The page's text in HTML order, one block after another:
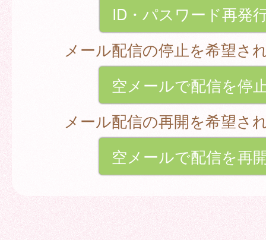
ID・パスワード再発
メール配信の停止を希望さ
空メールで配信を停
メール配信の再開を希望さ
空メールで配信を再